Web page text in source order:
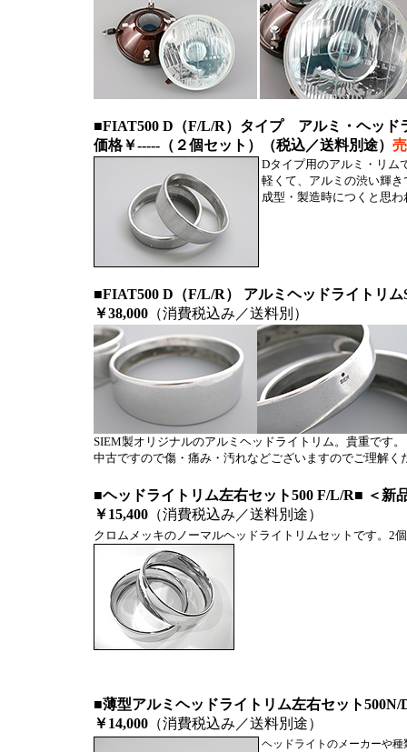
■FIAT500 D（F/L/R）タイプ アルミ・ヘッド
価格￥-----（２個セット）（税込／送料別途）
Dタイプ用のアルミ・リム
軽くて、アルミの渋い輝
成型・製造時につくと思
■FIAT500 D（F/L/R） アルミヘッドライトリ
￥38,000（消費税込み／送料別）
SIEM製オリジナルのアルミヘッドライトリム。貴重です。
中古ですので傷・痛み・汚れなどございますのでご理解く
■ヘッドライトリム左右セット500 F/L/R■ ＜新
￥15,400（消費税込み／送料別途）
クロムメッキのノーマルヘッドライトリムセットです。2
■薄型アルミヘッドライトリム左右セット
￥14,000（消費税込み／送料別途）
ヘッドライトのメーカーや